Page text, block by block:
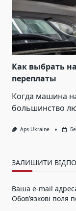
Как выбрать
переплаты
Когда машина
большинство
Aps-Ukraine
ЗАЛИШИТИ
Ваша e-mail
Обов’язкові поля